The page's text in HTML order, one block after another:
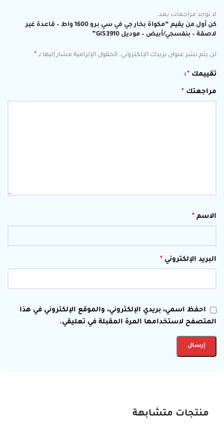
لا توجد مراجعات بعد.
كن أول من يقيم “مكواة بخار جي في سي برو 1600 واط – قاعدة غير
لاصقة – بنفسجي/أبيض – موديل GIS3910”
لن يتم نشر عنوان بريدك الإلكتروني. الحقول الإلزامية مشار إليها بـ *
تقييمك *
مراجعتك *
الاسم *
البريد الإلكتروني *
احفظ اسمي، بريدي الإلكتروني، والموقع الإلكتروني في هذا
المتصفح لاستخدامها المرة المقبلة في تعليقي.
منتجات متشابهة